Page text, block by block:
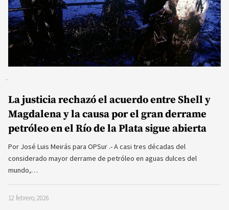
La justicia rechazó el acuerdo entre Shell y
Magdalena y la causa por el gran derrame
petróleo en el Río de la Plata sigue abierta
Por José Luis Meirás para OPSur .- A casi tres décadas del
considerado mayor derrame de petróleo en aguas dulces del
mundo,…
12 febrero, 2026